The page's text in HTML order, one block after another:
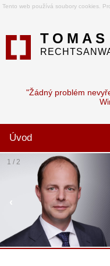
Tento web používá soubory cookies.
"Žádný problém
Úvod
1 / 2
‹